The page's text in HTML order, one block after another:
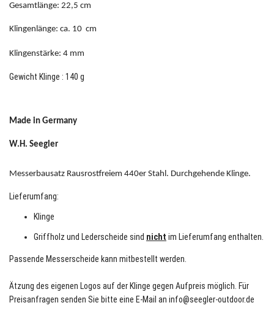
Gesamtlänge: 22,5 cm
Klingenlänge: ca. 10 cm
Klingenstärke: 4 mm
Gewicht Klinge : 140 g
Made in Germany
W.H. Seegler
Messerbausatz Rausrostfreiem 440er Stahl. Durchgehende Klinge.
Lieferumfang:
Klinge
Griffholz und Lederscheide sind nicht im Lieferumfang enthalten.
Passende Messerscheide kann mitbestellt werden.
Ätzung des eigenen Logos auf der Klinge gegen Aufpreis möglich. Für
Preisanfragen senden Sie bitte eine E-Mail an info@seegler-outdoor.de